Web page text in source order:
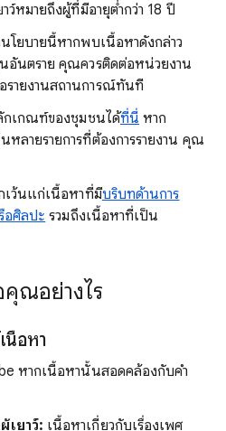
ว์หมายถึงผู้ที่มีอายุต่ำกว่า 18 ปี
โยบายนี้หากพบเนื้อหาดังกล่าว
นอันตราย คุณควรติดต่อหน่วยงาน
ายงานสถานการณ์ทันที
กเกณฑ์ของชุมชนได้ที่นี่ หาก
ลายรายการที่ต้องการรายงาน คุณ
เว้นแก่เนื้อหาที่มีบริบทด้านการ
อศิลปะ รวมถึงเนื้อหาที่เป็น
ณอย่างไร
นื้อหา
หากเนื้อหานั้นสอดคล้องกับคำ
เยาว์: เนื้อหาเกี่ยวกับเรื่องเพศ